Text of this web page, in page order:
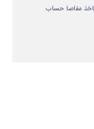
اخذ مفاصا حساب